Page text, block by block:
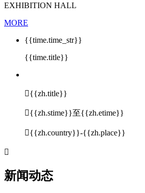
EXHIBITION HALL
MORE
{{time.time_str}}
{{time.title}}
{{zh.title}}
{{zh.stime}}至{{zh.etime}}
{{zh.country}}-{{zh.place}}

新闻动态